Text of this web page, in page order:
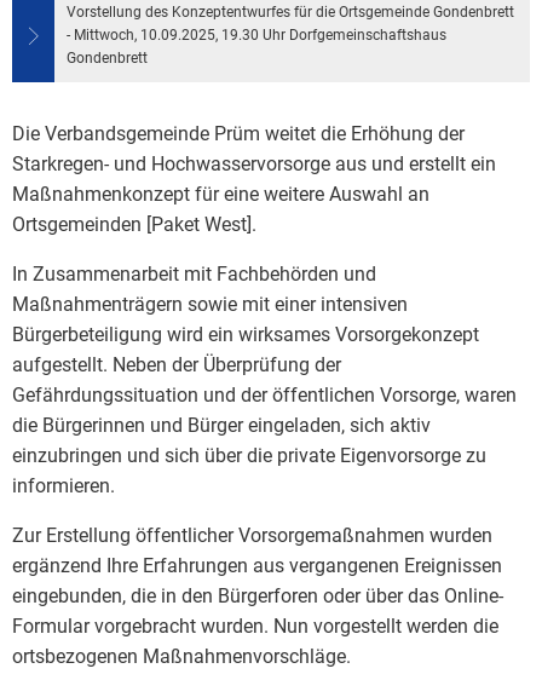
Bauleitplanung /
Senioren
Kommunaler
Schreibtisch in Prüm
Museum
Vorstellung des Konzeptentwurfes für die Ortsgemeinde Gondenbrett
- Mittwoch, 10.09.2025, 19.30 Uhr Dorfgemeinschaftshaus
Gondenbrett
Die Verbandsgemeinde Prüm weitet die Erhöhung der
Starkregen- und Hochwasservorsorge aus und erstellt ein
Maßnahmenkonzept für eine weitere Auswahl an
Ortsgemeinden [Paket West].
In Zusammenarbeit mit Fachbehörden und
Maßnahmenträgern sowie mit einer intensiven
Bürgerbeteiligung wird ein wirksames Vorsorgekonzept
aufgestellt. Neben der Überprüfung der
Gefährdungssituation und der öffentlichen Vorsorge, waren
die Bürgerinnen und Bürger eingeladen, sich aktiv
einzubringen und sich über die private Eigenvorsorge zu
informieren.
Zur Erstellung öffentlicher Vorsorgemaßnahmen wurden
ergänzend Ihre Erfahrungen aus vergangenen Ereignissen
eingebunden, die in den Bürgerforen oder über das Online-
Formular vorgebracht wurden. Nun vorgestellt werden die
ortsbezogenen Maßnahmenvorschläge.